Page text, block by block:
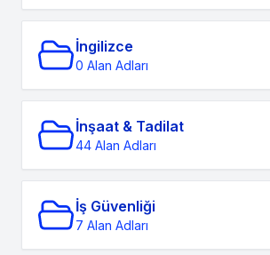
İngilizce
0 Alan Adları
İnşaat & Tadilat
44 Alan Adları
İş Güvenliği
7 Alan Adları